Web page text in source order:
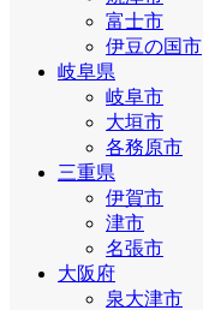
富士市
伊豆の国市
岐阜県
岐阜市
大垣市
各務原市
三重県
伊賀市
津市
名張市
大阪府
泉大津市